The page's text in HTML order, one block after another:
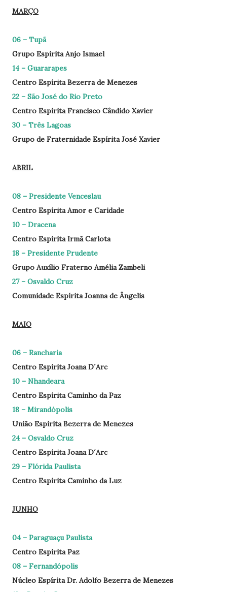
MARÇO
06 – Tupã
Grupo Espírita Anjo Ismael
14 – Guararapes
Centro Espírita Bezerra de Menezes
22 – São José do Rio Preto
Centro Espírita Francisco Cândido Xavier
30 – Três Lagoas
Grupo de Fraternidade Espírita José Xavier
ABRIL
08 – Presidente Venceslau
Centro Espírita Amor e Caridade
10 – Dracena
Centro Espírita Irmã Carlota
18 – Presidente Prudente
Grupo Auxílio Fraterno Amélia Zambeli
27 – Osvaldo Cruz
Comunidade Espírita Joanna de Ângelis
MAIO
06 – Rancharia
Centro Espírita Joana D´Arc
10 – Nhandeara
Centro Espírita Caminho da Paz
18 – Mirandópolis
União Espírita Bezerra de Menezes
24 – Osvaldo Cruz
Centro Espírita Joana D´Arc
29 – Flórida Paulista
Centro Espírita Caminho da Luz
JUNHO
04 – Paraguaçu Paulista
Centro Espírita Paz
08 – Fernandópolis
Núcleo Espírita Dr. Adolfo Bezerra de Menezes